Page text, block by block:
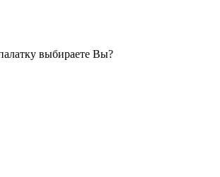
выбираете Вы?